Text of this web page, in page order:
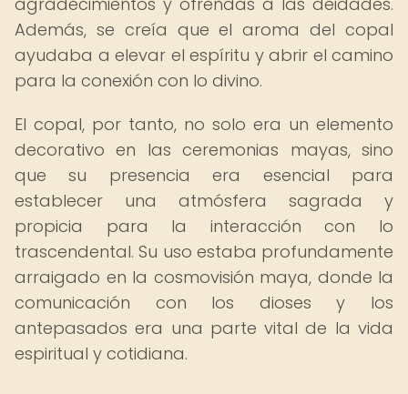
Además, se creía que el aroma del copal
ayudaba a elevar el espíritu y abrir el camino
para la conexión con lo divino.
El copal, por tanto, no solo era un elemento
decorativo en las ceremonias mayas, sino
que su presencia era esencial para
establecer una atmósfera sagrada y
propicia para la interacción con lo
trascendental. Su uso estaba profundamente
arraigado en la cosmovisión maya, donde la
comunicación con los dioses y los
antepasados era una parte vital de la vida
espiritual y cotidiana.